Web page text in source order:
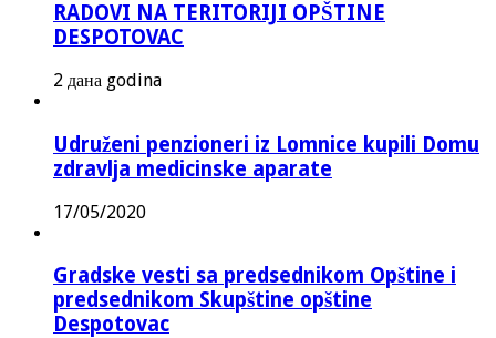
RADOVI NA TERITORIJI OPŠTINE
DESPOTOVAC
2 дана godina
Udruženi penzioneri iz Lomnice kupili Domu
zdravlja medicinske aparate
17/05/2020
Gradske vesti sa predsednikom Opštine i
predsednikom Skupštine opštine
Despotovac